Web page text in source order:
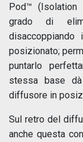
Pod™ (Isolation
grado di
posizionato;
puntarlo
stessa base
diffusore in
Sul retro del
anche questa